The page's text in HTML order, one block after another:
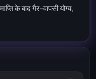
के बाद गैर-वापसी योग्य,